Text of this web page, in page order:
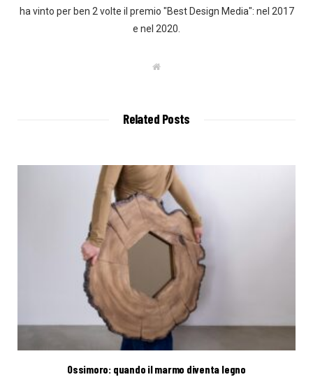
ha vinto per ben 2 volte il premio "Best Design Media": nel 2017
e nel 2020.
W
Related Posts
Ossimoro: quando il marmo diventa legno